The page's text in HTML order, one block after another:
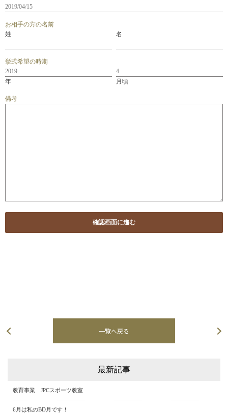
お相手の方の名前
姓
名
挙式希望の時期
年 月頃
備考
一覧へ戻る
最新記事
教育事業 JPCスポーツ教室
6月は私のBD月です！